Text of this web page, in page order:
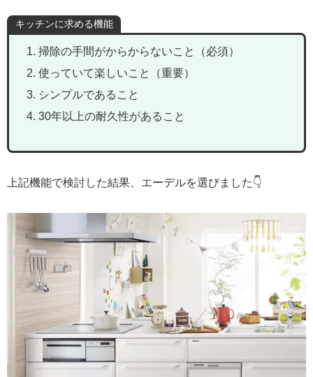
キッチンに求める機能
掃除の手間がからからないこと（必須）
使っていて楽しいこと（重要）
シンプルであること
30年以上の耐久性があること
上記機能で検討した結果、エーデルを選びました👇